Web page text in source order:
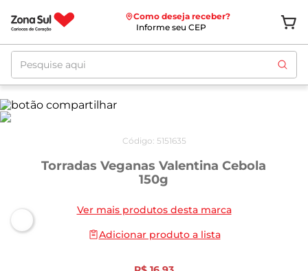
Como deseja receber?
Informe seu CEP
Pesquise aqui
Código: 5151635
Torradas Veganas Valentina Cebola
150g
Ver mais produtos desta marca
Adicionar produto a lista